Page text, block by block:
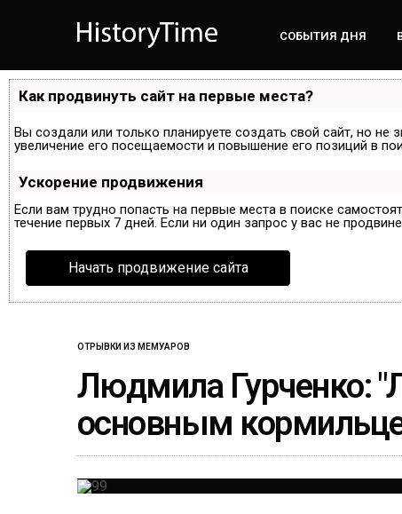
СОБЫТИЯ ДНЯ
Как продвинуть сайт на первые места?
Вы создали или только планируете создать свой сайт, но не
увеличение его посещаемости и повышение его позиций в
Ускорение продвижения
Если вам трудно попасть на первые места в поиске
течение первых 7 дней. Если ни один запрос у вас не
Начать продвижение сайта
ОТРЫВКИ ИЗ МЕМУАРОВ
Людмила Гурченко:
основным